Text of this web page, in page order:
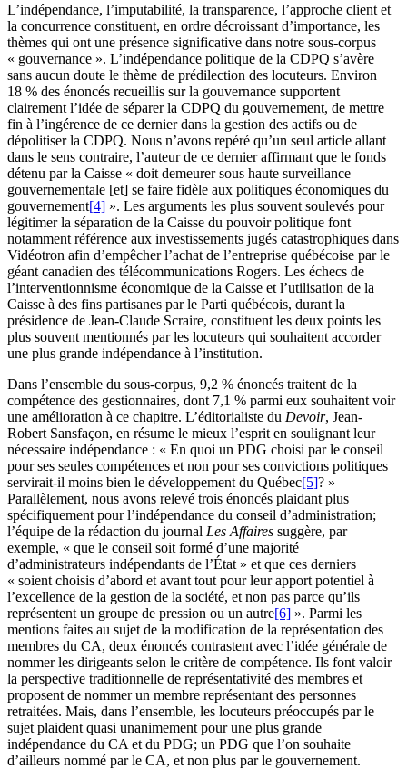
L’indépendance, l’imputabilité, la transparence, l’approche client et
la concurrence constituent, en ordre décroissant d’importance, les
thèmes qui ont une présence significative dans notre sous-corpus
« gouvernance ». L’indépendance politique de la CDPQ s’avère
sans aucun doute le thème de prédilection des locuteurs. Environ
18 % des énoncés recueillis sur la gouvernance supportent
clairement l’idée de séparer la CDPQ du gouvernement, de mettre
fin à l’ingérence de ce dernier dans la gestion des actifs ou de
dépolitiser la CDPQ. Nous n’avons repéré qu’un seul article allant
dans le sens contraire, l’auteur de ce dernier affirmant que le fonds
détenu par la Caisse « doit demeurer sous haute surveillance
gouvernementale [et] se faire fidèle aux politiques économiques du
gouvernement[4] ». Les arguments les plus souvent soulevés pour
légitimer la séparation de la Caisse du pouvoir politique font
notamment référence aux investissements jugés catastrophiques dans
Vidéotron afin d’empêcher l’achat de l’entreprise québécoise par le
géant canadien des télécommunications Rogers. Les échecs de
l’interventionnisme économique de la Caisse et l’utilisation de la
Caisse à des fins partisanes par le Parti québécois, durant la
présidence de Jean-Claude Scraire, constituent les deux points les
plus souvent mentionnés par les locuteurs qui souhaitent accorder
une plus grande indépendance à l’institution.
Dans l’ensemble du sous-corpus, 9,2 % énoncés traitent de la
compétence des gestionnaires, dont 7,1 % parmi eux souhaitent voir
une amélioration à ce chapitre. L’éditorialiste du Devoir, Jean-
Robert Sansfaçon, en résume le mieux l’esprit en soulignant leur
nécessaire indépendance : « En quoi un PDG choisi par le conseil
pour ses seules compétences et non pour ses convictions politiques
servirait-il moins bien le développement du Québec[5]? »
Parallèlement, nous avons relevé trois énoncés plaidant plus
spécifiquement pour l’indépendance du conseil d’administration;
l’équipe de la rédaction du journal Les Affaires suggère, par
exemple, « que le conseil soit formé d’une majorité
d’administrateurs indépendants de l’État » et que ces derniers
« soient choisis d’abord et avant tout pour leur apport potentiel à
l’excellence de la gestion de la société, et non pas parce qu’ils
représentent un groupe de pression ou un autre[6] ». Parmi les
mentions faites au sujet de la modification de la représentation des
membres du CA, deux énoncés contrastent avec l’idée générale de
nommer les dirigeants selon le critère de compétence. Ils font valoir
la perspective traditionnelle de représentativité des membres et
proposent de nommer un membre représentant des personnes
retraitées. Mais, dans l’ensemble, les locuteurs préoccupés par le
sujet plaident quasi unanimement pour une plus grande
indépendance du CA et du PDG; un PDG que l’on souhaite
d’ailleurs nommé par le CA, et non plus par le gouvernement.